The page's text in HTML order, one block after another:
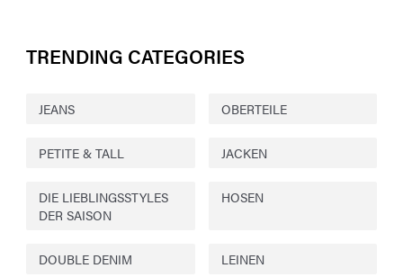
TRENDING CATEGORIES
JEANS OBERTEILE
PETITE & TALL JACKEN
DIE LIEBLINGSSTYLES
DER SAISON
HOSEN
DOUBLE DENIM LEINEN